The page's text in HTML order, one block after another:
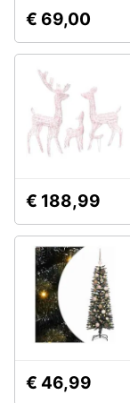
€ 69,00
€ 188,99
€ 46,99